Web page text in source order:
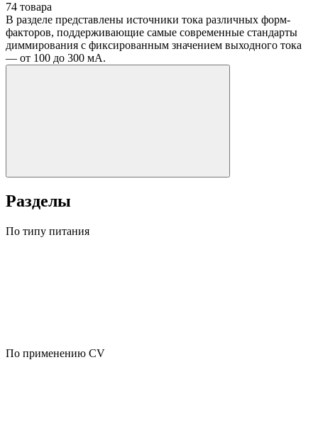
74 товара
В разделе представлены источники тока различных форм-
факторов, поддерживающие самые современные стандарты
диммирования с фиксированным значением выходного тока
— от 100 до 300 мА.
Разделы
По типу питания
По применению CV